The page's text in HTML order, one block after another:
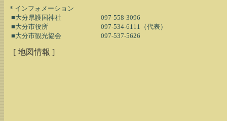
  ＊インフォメーション
    ■大分県護国神社　　　　　　097-558-3096
    ■大分市役所　　　　　　　　097-534-6111（代表）
[ 地図情報 ]